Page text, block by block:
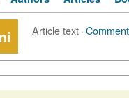
Article text·